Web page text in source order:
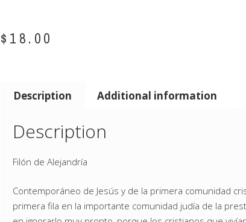
$ 18.00
Description Additional information
Description
Filón de Alejandría
Contemporáneo de Jesús y de la primera comunidad
primera fila en la importante comunidad judía de la